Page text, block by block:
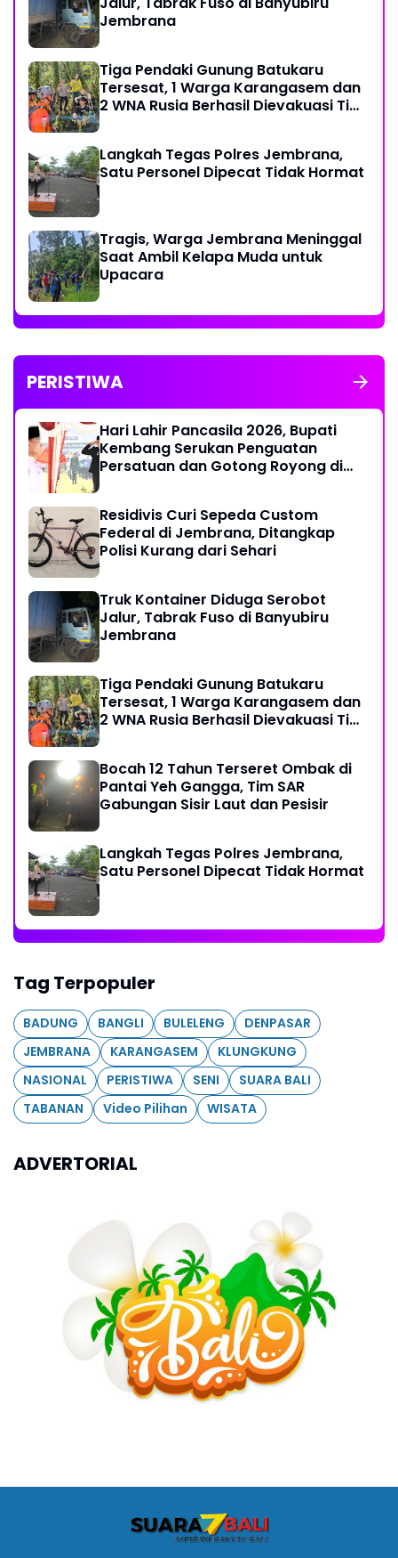
Jembrana
Tiga Pendaki Gunung Batukaru
Tersesat, 1 Warga Karangasem dan
2 WNA Rusia Berhasil Dievakuasi Tim
Langkah Tegas Polres Jembrana,
Satu Personel Dipecat Tidak Hormat
Tragis, Warga Jembrana Meninggal
Saat Ambil Kelapa Muda untuk
Upacara
PERISTIWA
Hari Lahir Pancasila 2026, Bupati
Kembang Serukan Penguatan
Persatuan dan Gotong Royong di
Residivis Curi Sepeda Custom
Federal di Jembrana, Ditangkap
Polisi Kurang dari Sehari
Truk Kontainer Diduga Serobot
Jalur, Tabrak Fuso di Banyubiru
Jembrana
Tiga Pendaki Gunung Batukaru
Tersesat, 1 Warga Karangasem dan
2 WNA Rusia Berhasil Dievakuasi Tim
Bocah 12 Tahun Terseret Ombak di
Pantai Yeh Gangga, Tim SAR
Gabungan Sisir Laut dan Pesisir
Langkah Tegas Polres Jembrana,
Satu Personel Dipecat Tidak Hormat
Tag Terpopuler
BADUNG BANGLI BULELENG
DENPASAR
JEMBRANA
KARANGASEM
KLUNGKUNG
NASIONAL
PERISTIWA SENI
SUARA BALI
TABANAN
Video Pilihan WISATA
ADVERTORIAL